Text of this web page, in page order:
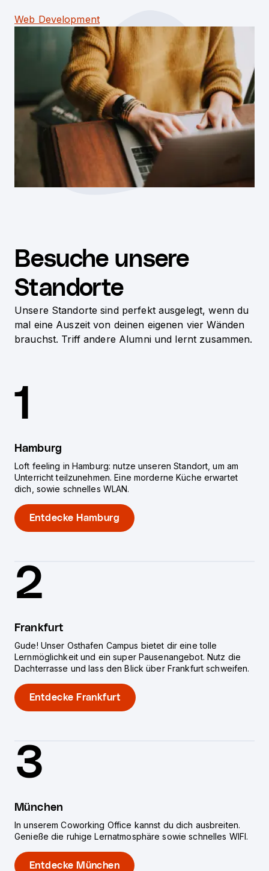
Web Development
Besuche unsere
Standorte
Unsere Standorte sind perfekt ausgelegt, wenn du
mal eine Auszeit von deinen eigenen vier Wänden
brauchst. Triff andere Alumni und lernt zusammen.
1
Hamburg
Loft feeling in Hamburg: nutze unseren Standort, um am
Unterricht teilzunehmen. Eine morderne Küche erwartet
dich, sowie schnelles WLAN.
Entdecke Hamburg
2
Frankfurt
Gude! Unser Osthafen Campus bietet dir eine tolle
Lernmöglichkeit und ein super Pausenangebot. Nutz die
Dachterrasse und lass den Blick über Frankfurt schweifen.
Entdecke Frankfurt
3
München
In unserem Coworking Office kannst du dich ausbreiten.
Genieße die ruhige Lernatmosphäre sowie schnelles WIFI.
Entdecke München